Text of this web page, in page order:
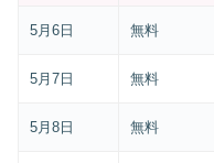
5月6日 無料
5月7日 無料
5月8日 無料